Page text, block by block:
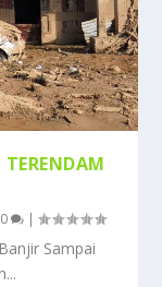
0 |
Sampai